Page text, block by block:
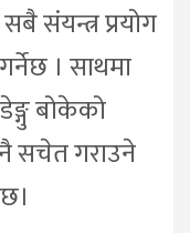
संयन्त्र प्रयोग
। साथमा
बोकेको
नै सचेत गराउने